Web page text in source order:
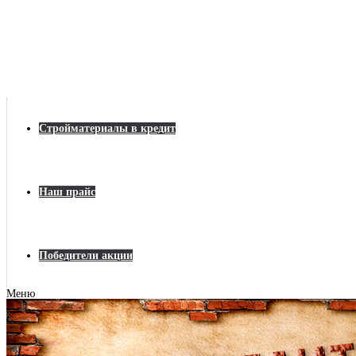
Стройматериалы в кредит
Наш прайс
Победители акции
Меню
Главная
Строительные материалы